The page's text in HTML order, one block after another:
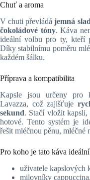
Chuť a aroma
V chuti převládájemná
čokoládové tóny. Káva
ideální volbu pro ty, kteří
Díky stabilnímu poměru
každém šálku.
Příprava a kompatibilita
Kapsle jsou určeny pro
Lavazza, což zajišťuje
sekund. Stačí vložit kapsli,
hotové. Tento systém je
řešit mléčnou pěnu, mléčné
Pro koho je tato káva
uživatele kapslových
milovníky